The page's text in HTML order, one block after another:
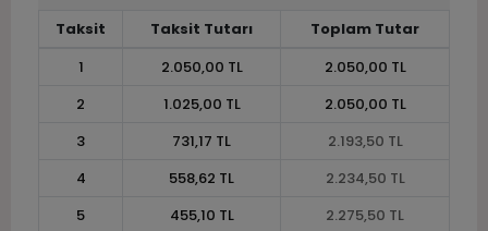
Taksit Taksit Tutarı
Toplam Tutar
1
2.050,00 TL
2.050,00 TL
2
1.025,00 TL
2.050,00 TL
3
731,17 TL
2.193,50 TL
4
558,62 TL
2.234,50 TL
5
455,10 TL
2.275,50 TL